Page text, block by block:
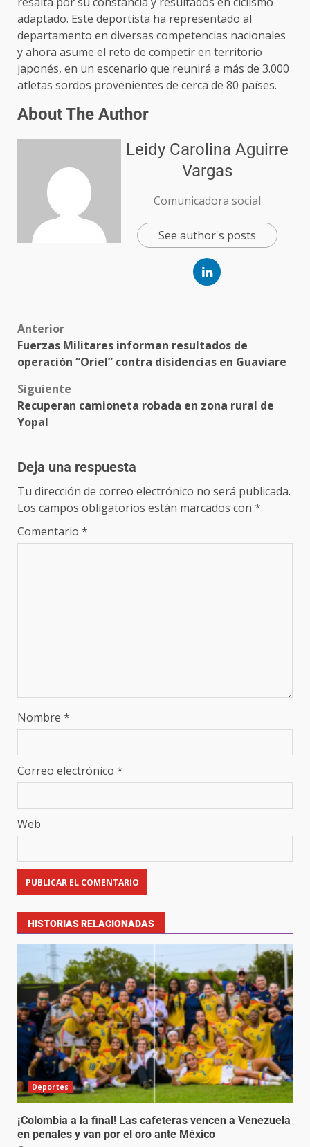
adaptado. Este deportista ha representado al
departamento en diversas competencias nacionales
y ahora asume el reto de competir en territorio
japonés, en un escenario que reunirá a más de 3.000
atletas sordos provenientes de cerca de 80 países.
About The Author
Leidy Carolina Aguirre
Vargas
Comunicadora social
See author's posts
Anterior
Fuerzas Militares informan resultados de
operación “Oriel” contra disidencias en Guaviare
Siguiente
Recuperan camioneta robada en zona rural de
Yopal
Deja una respuesta
Tu dirección de correo electrónico no será publicada.
Los campos obligatorios están marcados con *
Comentario *
Nombre *
Correo electrónico *
Web
HISTORIAS RELACIONADAS
Deportes
¡Colombia a la final! Las cafeteras vencen a Venezuela
en penales y van por el oro ante México